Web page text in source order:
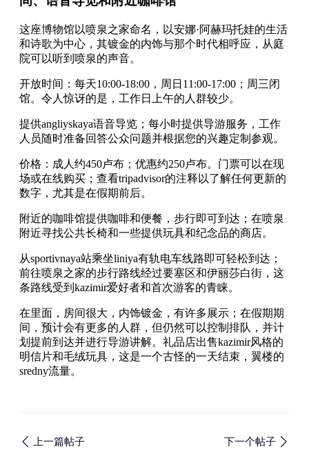
这座博物馆以喷泉之家命名，以安娜·阿赫玛托娃的生活
和诗歌为中心，其镀金的内饰与那个时代相呼应，从庭
院可以听到喷泉的声音。
开放时间：每天10:00-18:00，周日11:00-17:00；周三闭
馆。令人惊讶的是，工作日上午的人群较少。
提供angliyskaya语音导览；每小时提供导游服务，工作
人员随时准备回答公众问题并根据您的兴趣定制参观。
价格：成人约450卢布；优惠约250卢布。门票可以在现
场或在线购买；查看tripadvisor的注释以了解任何更新的
数字，尤其是在假期前后。
附近的咖啡馆提供咖啡和便餐，步行即可到达；在喷泉
附近寻找公共长椅和一些提供玩具和纪念品的商店。
从sportivnaya站乘坐liniya有轨电车线路即可轻松到达；
前往喷泉之家的步行路线经过要塞区和伊丽莎白街，这
条路线受到kazimir爱好者和首次游客的青睐。
在里面，房间很大，内饰镀金，有许多展示；在假期期
间，预计会有更多的人群，但仍然可以控制排队，并计
划提前到达并进行导游讲解。礼品店出售kazimir风格的
明信片和毛绒玩具，这是一个古怪的一天结束，翼楼的
sredny流量。
上一篇帖子 下一个帖子